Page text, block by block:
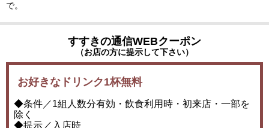
で。
すすきの通信WEBクーポン
（お店の方に提示して下さい）
お好きなドリンク1杯無料
◆条件／1組人数分有効・飲食利用時・初来店・一部を
除く
◆提示／入店時